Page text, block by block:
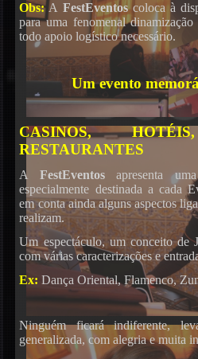
Karaoke
Obs: A FestEventoscoloca à
para uma fenomenal
todo apoio logístico necessário.
Um evento
CASINOS,
RESTAURANTES
A FestEventosapresenta
especialmente destinada a cada
em conta ainda alguns aspectos
realizam.
Um espectáculo, um conceito de
com várias caracterizações e
Ex: Dança Oriental, Flamenco,
Ninguém ficará indiferente,
generalizada, com alegria e muita